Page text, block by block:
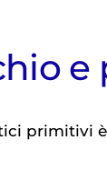
e
primitivi